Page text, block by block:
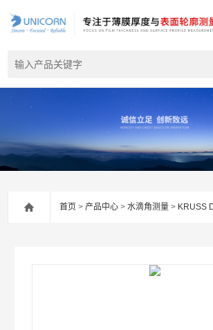
首页 >产品中心 >水滴角测量 > KRUSS